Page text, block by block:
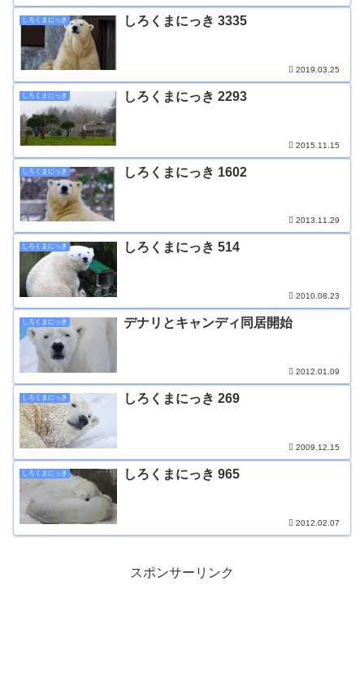
しろくまにっき しろくまにっき 3335
2019.03.25
しろくまにっき しろくまにっき 2293
2015.11.15
しろくまにっき しろくまにっき 1602
2013.11.29
しろくまにっき しろくまにっき 514
2010.08.23
しろくまにっき デナリとキャンディ同居開始
2012.01.09
しろくまにっき しろくまにっき 269
2009.12.15
しろくまにっき しろくまにっき 965
2012.02.07
スポンサーリンク